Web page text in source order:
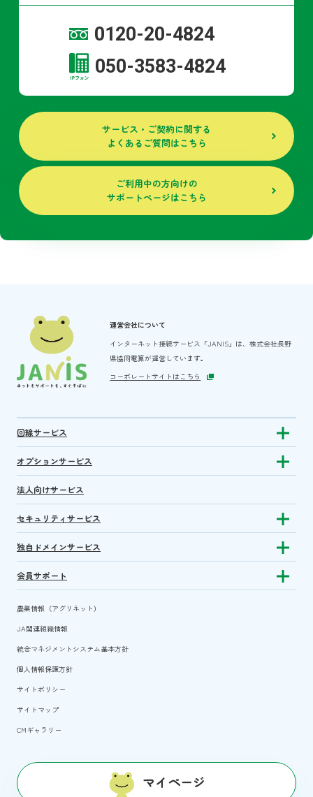
0120-20-4824
050-3583-4824
サービス・ご契約に関する
よくあるご質問はこちら
ご利用中の方向けの
サポートページはこちら
運営会社について
インターネット接続サービス「JANIS」は、株式会社長野
県協同電算が運営しています。
コーポレートサイトはこちら
回線サービス Show
オプションサービス Show
法人向けサービス
セキュリティサービス Show
独自ドメインサービス Show
会員サポート Show
農業情報（アグリネット）
JA関連組織情報
統合マネジメントシステム基本方針
個人情報保護方針
サイトポリシー
サイトマップ
CMギャラリー
マイページ